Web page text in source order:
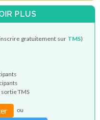
PLUS
gratuitement sur TMS)
TMS
ou